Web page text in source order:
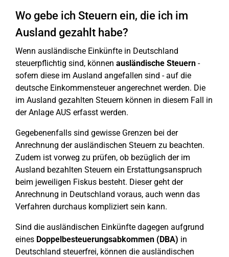
Wo gebe ich Steuern ein, die ich im
Ausland gezahlt habe?
Wenn ausländische Einkünfte in Deutschland
steuerpflichtig sind, können ausländische Steuern -
sofern diese im Ausland angefallen sind - auf die
deutsche Einkommensteuer angerechnet werden. Die
im Ausland gezahlten Steuern können in diesem Fall in
der Anlage AUS erfasst werden.
Gegebenenfalls sind gewisse Grenzen bei der
Anrechnung der ausländischen Steuern zu beachten.
Zudem ist vorweg zu prüfen, ob bezüglich der im
Ausland bezahlten Steuern ein Erstattungsanspruch
beim jeweiligen Fiskus besteht. Dieser geht der
Anrechnung in Deutschland voraus, auch wenn das
Verfahren durchaus kompliziert sein kann.
Sind die ausländischen Einkünfte dagegen aufgrund
eines Doppelbesteuerungsabkommen (DBA) in
Deutschland steuerfrei, können die ausländischen